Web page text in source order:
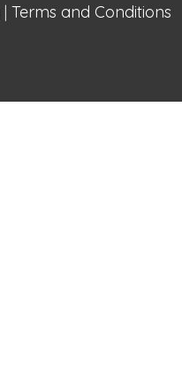
| Terms and Conditions